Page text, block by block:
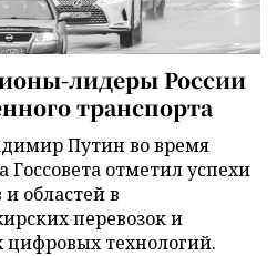
лидеры России
транспорта
Путин во время
отметил успехи
областей в
перевозок и
технологий.